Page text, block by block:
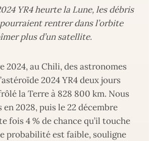
YR4 heurte la Lune, les débris
rentrer dans l’orbite
plus d’un satellite.
2024, au Chili, des astronomes
2024 YR4 deux jours
la Terre à 828 800 km. Nous
2028, puis le 22 décembre
fois 4 % de chance qu’il touche
probabilité est faible, souligne